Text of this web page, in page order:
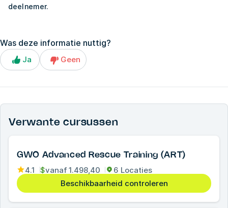
deelnemer.
Was deze informatie nuttig?
Ja Geen
Verwante cursussen
GWO Advanced Rescue Training (ART)
4.1 $vanaf1.498,40
6 Locaties
Beschikbaarheid controleren